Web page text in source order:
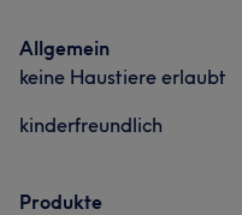
Allgemein
keine Haustiere erlaubt
kinderfreundlich
Produkte